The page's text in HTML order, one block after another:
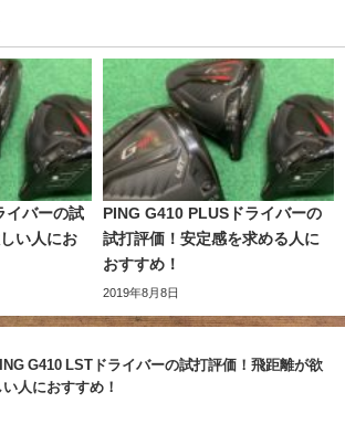
イバーの試
い人にお
PING G410 PLUSドライバーの
試打評価！安定感を求める人に
おすすめ！
2019年8月8日
G410 LSTドライバーの試打評価！飛距離が欲
い人におすすめ！